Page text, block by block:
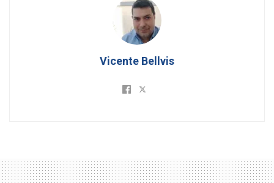
Vicente Bellvis